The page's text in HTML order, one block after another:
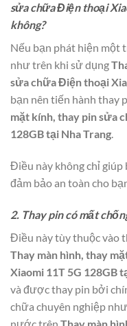
sửa chữa Điện thoại
không?
Nếu bạn phát hiện
như trên khi sử dụng
sửa chữa Điện thoại
bạn nên tiến hành thay
mặt kính, thay pin sửa
128GB tại Nha Trang.
Điều này không chỉ giúp
đảm bảo an toàn cho
2. Thay pin có mất
Điều này tùy thuộc vào
Thay màn hình, thay
Xiaomi 11T 5G 128GB
và được thay pin bởi
chữa chuyên nghiệp